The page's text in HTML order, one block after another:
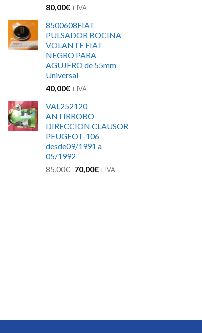
80,00€+ IVA
8500608FIAT
PULSADOR BOCINA
VOLANTE FIAT
NEGRO PARA
AGUJERO de 55mm
Universal
40,00€+ IVA
VAL252120
ANTIRROBO
DIRECCION CLAUSOR
PEUGEOT-106
desde09/1991 a
05/1992
85,00€ El
70,00€El+ IVA